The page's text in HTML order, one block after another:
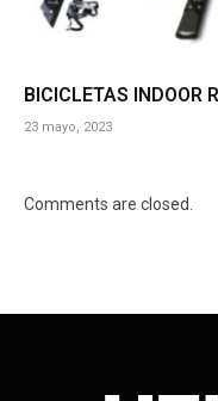
BICICLETAS INDOOR
23 mayo, 2023
Comments are closed.